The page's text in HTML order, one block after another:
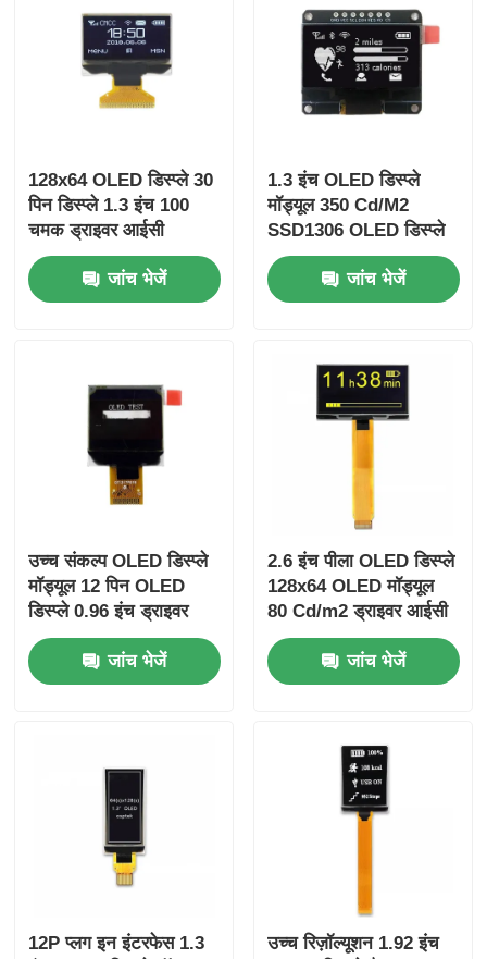
128x64 OLED डिस्प्ले 30
पिन डिस्प्ले 1.3 इंच 100
चमक ड्राइवर आईसी
SSD1306
जांच भेजें
1.3 इंच OLED डिस्प्ले
मॉड्यूल 350 Cd/M2
SSD1306 OLED डिस्प्ले
7 पिन स्पाइ इंटरफेस
जांच भेजें
उच्च संकल्प OLED डिस्प्ले
मॉड्यूल 12 पिन OLED
डिस्प्ले 0.96 इंच ड्राइवर
आईसी SSD1317
जांच भेजें
2.6 इंच पीला OLED डिस्प्ले
128x64 OLED मॉड्यूल
80 Cd/m2 ड्राइवर आईसी
SSD1309
जांच भेजें
12P प्लग इन इंटरफेस 1.3
उच्च रिज़ॉल्यूशन 1.92 इंच